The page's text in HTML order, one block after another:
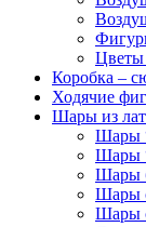
Цветы
Коробка –
Ходячие
Шары из
Шары
Шары
Шары
Шары
Шары